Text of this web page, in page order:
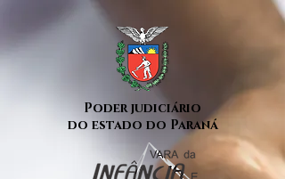
Poder judiciário
do estado do Paraná